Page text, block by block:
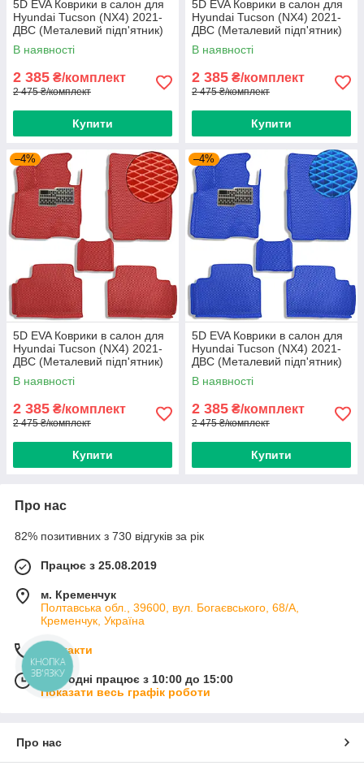
5D EVA Коврики в салон для
Hyundai Tucson (NX4) 2021-
ДВС (Металевий підп'ятник)
Бежевый-Бежевий кант 5 шт
В наявності
2 385 ₴/комплект
2 475 ₴/комплект
Купити
5D EVA Коврики в салон для
Hyundai Tucson (NX4) 2021-
ДВС (Металевий підп'ятник)
Коричневі 5 шт
В наявності
2 385 ₴/комплект
2 475 ₴/комплект
Купити
–4%
5D EVA Коврики в салон для
Hyundai Tucson (NX4) 2021-
ДВС (Металевий підп'ятник)
Червоні 5 шт
В наявності
2 385 ₴/комплект
2 475 ₴/комплект
Купити
–4%
5D EVA Коврики в салон для
Hyundai Tucson (NX4) 2021-
ДВС (Металевий підп'ятник)
Синий-Синій кант 5 шт
В наявності
2 385 ₴/комплект
2 475 ₴/комплект
Купити
Про нас
82% позитивних з 730 відгуків за рік
Працює з 25.08.2019
м. Кременчук
Полтавська обл., 39600, вул. Богаєвського, 68/А,
Кременчук, Україна
Контакти
Сьогодні працює з 10:00 до 15:00
Показати весь графік роботи
Про нас
КНОПКА
ЗВ'ЯЗКУ